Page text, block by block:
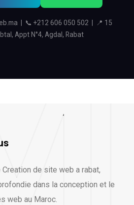
| 📞 +212 606 050 502 | 📍 15
Appt N°4, Agdal, Rabat
de site web a rabat,
dans la conception et le
web au Maroc.